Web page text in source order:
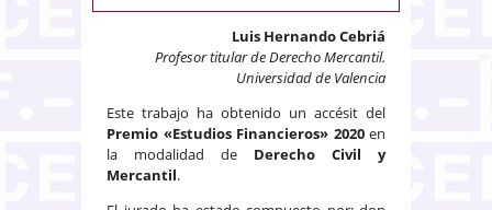
Luis Hernando Cebriá
Profesor titular de Derecho Mercantil.
Universidad de Valencia
Este trabajo ha obtenido un accésit del
Premio «Estudios Financieros» 2020en
la modalidad de Derecho Civil y
Mercantil.